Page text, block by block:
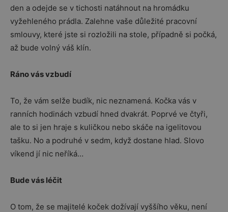
den a odejde se v tichosti natáhnout na hromádku
vyžehleného prádla. Zalehne vaše důležité pracovní
smlouvy, které jste si rozložili na stole, případně si počká,
až bude volný váš klín.
Ráno vás vzbudí
To, že vám selže budík, nic neznamená. Kočka vás v
ranních hodinách vzbudí hned dvakrát. Poprvé ve čtyři,
ale to si jen hraje s kuličkou nebo skáče na igelitovou
tašku. No a podruhé v sedm, když dostane hlad. Slovo
víkend jí nic neříká…
Bude vás léčit
O tom, že se majitelé koček dožívají vyššího věku, není